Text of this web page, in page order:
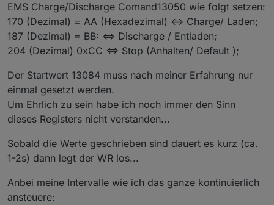
EMS Charge/Discharge Comand13050 wie folgt setzen:
170 (Dezimal) = AA (Hexadezimal) <=> Charge/ Laden;
187 (Dezimal) = BB: <=> Discharge / Entladen;
204 (Dezimal) 0xCC <=> Stop (Anhalten/ Default );
Der Startwert 13084 muss nach meiner Erfahrung nur
einmal gesetzt werden.
Um Ehrlich zu sein habe ich noch immer den Sinn
dieses Registers nicht verstanden...
Sobald die Werte geschrieben sind dauert es kurz (ca.
1-2s) dann legt der WR los...
Anbei meine Intervalle wie ich das ganze kontinuierlich
ansteuere: